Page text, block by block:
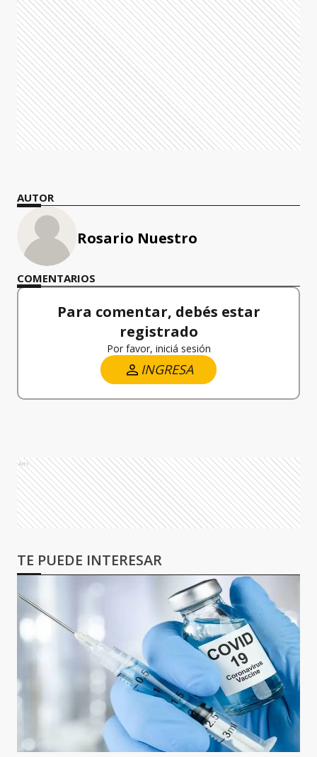
AUTOR
Rosario Nuestro
COMENTARIOS
Para comentar, debés estar
registrado
Por favor, iniciá sesión
INGRESA
Ads
TE PUEDE INTERESAR